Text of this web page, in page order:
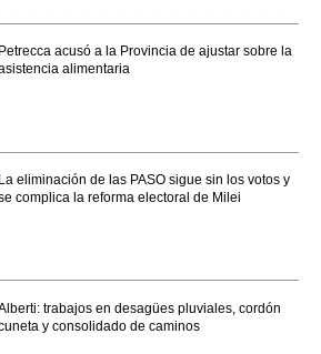
Petrecca acusó a la Provincia de ajustar sobre la
alimentaria
La eliminación de las PASO sigue sin los votos y
complica la reforma electoral de Milei
trabajos en desagües pluviales, cordón
y consolidado de caminos